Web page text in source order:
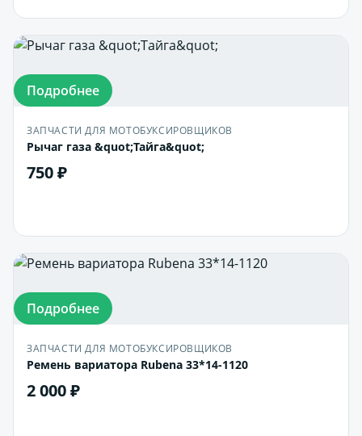
Подробнее
ЗАПЧАСТИ ДЛЯ МОТОБУКСИРОВЩИКОВ
Рычаг газа &quot;Тайга&quot;
750 ₽
Подробнее
ЗАПЧАСТИ ДЛЯ МОТОБУКСИРОВЩИКОВ
Ремень вариатора Rubena 33*14-1120
2 000 ₽